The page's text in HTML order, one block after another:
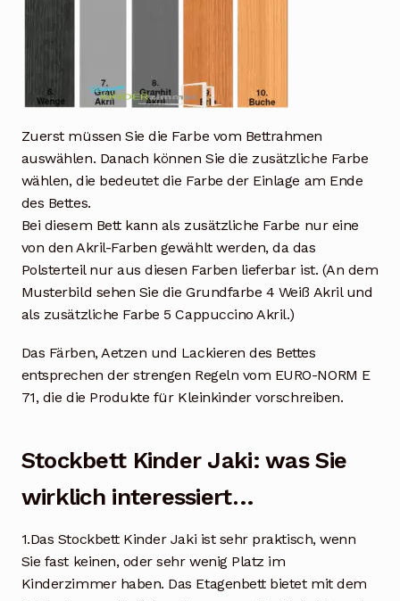
Zuerst müssen Sie die Farbe vom Bettrahmen
auswählen. Danach können Sie die zusätzliche Farbe
wählen, die bedeutet die Farbe der Einlage am Ende
des Bettes.
Bei diesem Bett kann als zusätzliche Farbe nur eine
von den Akril-Farben gewählt werden, da das
Polsterteil nur aus diesen Farben lieferbar ist. (An dem
Musterbild sehen Sie die Grundfarbe 4 Weiß Akril und
als zusätzliche Farbe 5 Cappuccino Akril.)
Das Färben, Aetzen und Lackieren des Bettes
entsprechen der strengen Regeln vom EURO-NORM E
71, die die Produkte für Kleinkinder vorschreiben.
Stockbett Kinder Jaki: was Sie
wirklich interessiert…
1.Das Stockbett Kinder Jaki ist sehr praktisch, wenn
Sie fast keinen, oder sehr wenig Platz im
Kinderzimmer haben. Das Etagenbett bietet mit dem